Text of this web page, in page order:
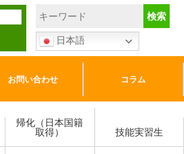
日本語
お問い合わせ コラム
帰化（日本国籍
取得） 技能実習生